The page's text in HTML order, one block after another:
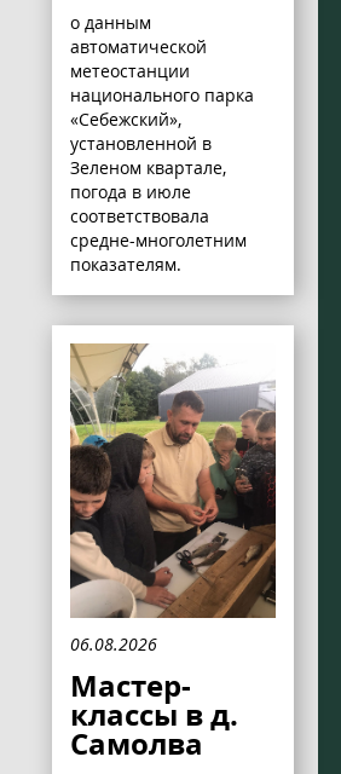
о данным
автоматической
метеостанции
национального парка
«Себежский»,
установленной в
Зеленом квартале,
погода в июле
соответствовала
средне-многолетним
показателям.
06.08.2026
Мастер-
классы в д.
Самолва